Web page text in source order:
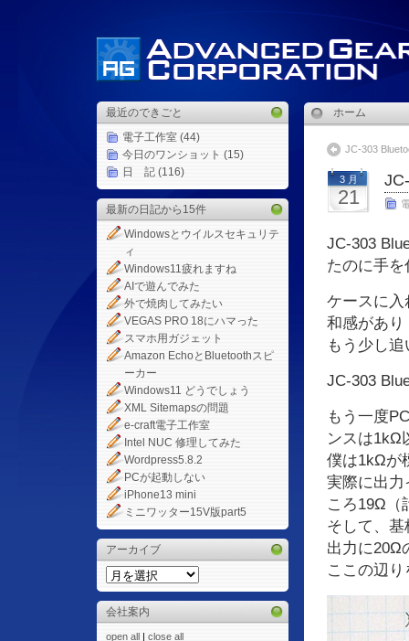
最近のできごと
電子工作室 (44)
今日のワンショット (15)
日 記 (116)
最新の日記から15件
Windowsとウイルスセキュリテ
ィ
Windows11疲れますね
AIで遊んでみた
外で焼肉してみたい
VEGAS PRO 18にハマった
スマホ用ガジェット
Amazon EchoとBluetoothスピ
ーカー
Windows11 どうでしょう
XML Sitemapsの問題
e-craft電子工作室
Intel NUC 修理してみた
Wordpress5.8.2
PCが起動しない
iPhone13 mini
ミニワッター15V版part5
アーカイブ
会社案内
open all | close all
ホーム
JC-303
3 月
21
JC-303
たのに手
ケースに入
和感があり
もう少し
JC-303
もう一度
ンスは1kΩ
僕は1kΩが
実際に出力
ころ19Ω（
そして、
出力に20Ω
ここの辺